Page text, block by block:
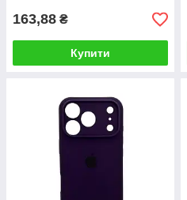
163,88 ₴
Купити